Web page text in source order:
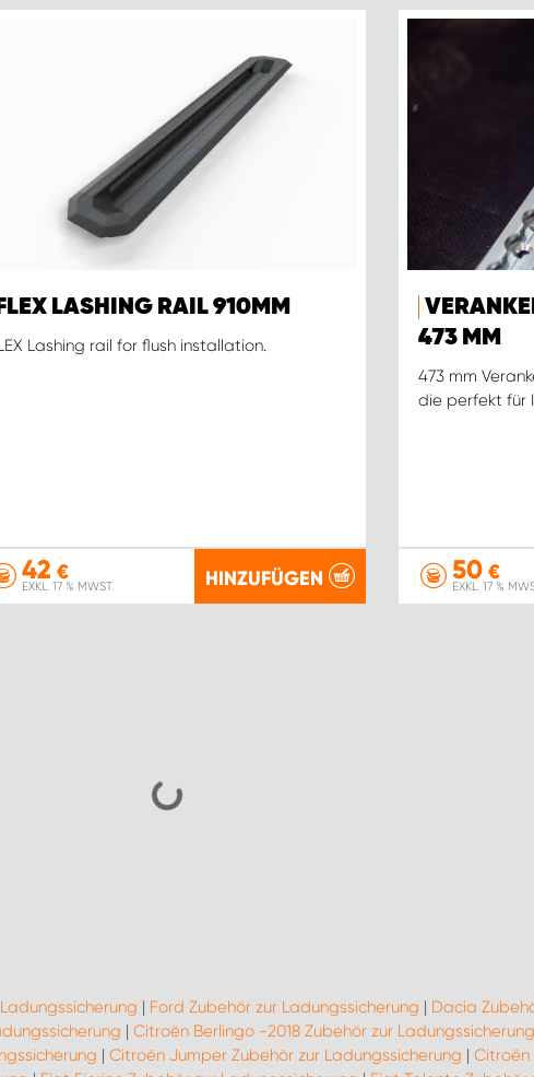
FLEX LASHING RAIL 910MM
Lashing rail for flush installation.
42 €
EXKL. 17 % MWST. HINZUFÜGEN
473 MM
473 mm
die perfekt für
50 €
EXKL. 17 %
| Ford Zubehör zur Ladungssicherung | Dacia
| Citroën Berlingo -2018 Zubehör zur Ladungssicherung
| Citroën Jumper Zubehör zur Ladungssicherung | Citroën